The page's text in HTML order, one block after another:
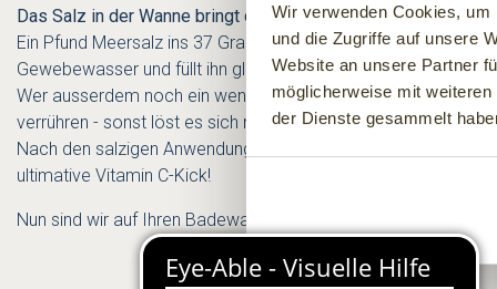
Wir verwenden Cookies,
und die Zugriffe auf unsere
Website an unsere Partner
möglicherweise mit
der Dienste gesammelt
Das Salz in der Wanne bringt den Stoffwechsel auf Trab!
Ein Pfund Meersalz ins 37 Grad warme Wasser schütten
Gewebewasser und füllt ihn gleichzeitig mit Mineralstoffen
Wer ausserdem noch ein wenig ätherischen Duft mit dem
verrühren - sonst löst es sich nicht im Wasser). Bergamotte,
Nach den salzigen Anwendungen unbedingt viel Trinken.
ultimative Vitamin C-Kick!
Nun sind wir auf Ihren Badewannen-Tipp gespannt.